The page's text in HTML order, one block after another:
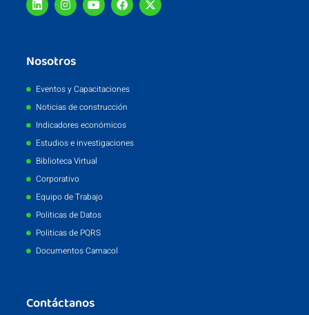
Nosotros
Eventos y Capacitaciones
Noticias de construcción
Indicadores económicos
Estudios e investigaciones
Biblioteca Virtual
Corporativo
Equipo de Trabajo
Politicas de Datos
Politicas de PQRS
Documentos Camacol
Contáctanos